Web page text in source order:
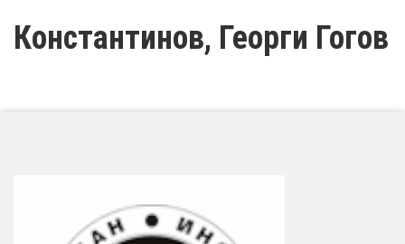
Константинов, Георги Гогов